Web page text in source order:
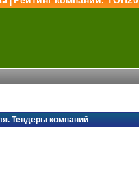
Тендеры компаний